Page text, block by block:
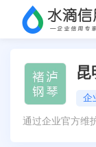
昆
企
通过企业官方维